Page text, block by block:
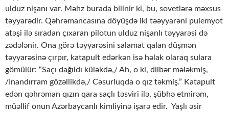
ulduz nişanı var. Məhz burada bilinir ki, bu, sovetlərə məxsus
təyyarədir. Qəhrəmancasına döyüşdə iki təəyyarəni pulemyot
atəşi ilə sıradan çıxaran pilotun ulduz nişanlı təyyarəsi də
zədələnir. Ona görə təyyarəsini salamat qalan düşmən
təyyarəsinə çırpır, katapult edərkən isə həlak olaraq sulara
gömülür: “Saçı dağıldı küləkdə,/ Ah, o ki, dilbər mələkmiş,
/Inandırram gözəllikdə,/ Cəsurluqda o qız təkmiş.” Katapult
edən qəhrəman qızın qara saçlı təsviri ilə, şübhə etmirəm,
müəllif onun Azərbaycanlı kimliyinə işarə edir. Yaşlı əsir